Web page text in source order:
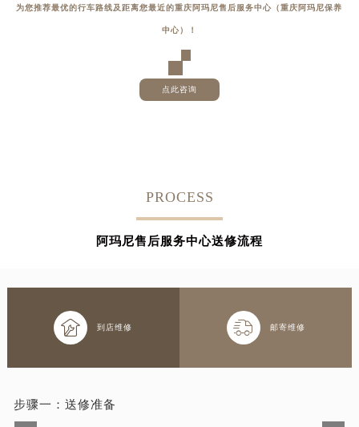
为您推荐最优的行车路线及距离您最近的重庆阿玛尼售后服务中心（重庆阿玛尼保养
中心）！
点此咨询
PROCESS
阿玛尼售后服务中心送修流程
 到店维修  邮寄维修
步骤一： 送修准备